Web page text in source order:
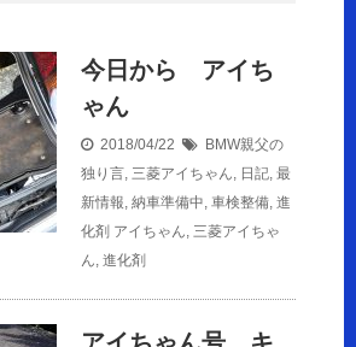
今日から アイち
ゃん
2018/04/22
BMW親父の
独り言, 三菱アイちゃん, 日記, 最
新情報, 納車準備中, 車検整備, 進
化剤 アイちゃん, 三菱アイちゃ
ん, 進化剤